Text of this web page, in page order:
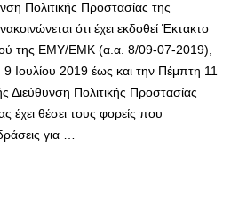
Πολιτικής Προστασίας της
ότι έχει εκδοθεί Έκτακτο
της ΕΜΥ/ΕΜΚ (α.α. 8/09-07-2019),
Ιουλίου 2019 έως και την Πέμπτη 11
Διεύθυνση Πολιτικής Προστασίας
έχει θέσει τους φορείς που
για …